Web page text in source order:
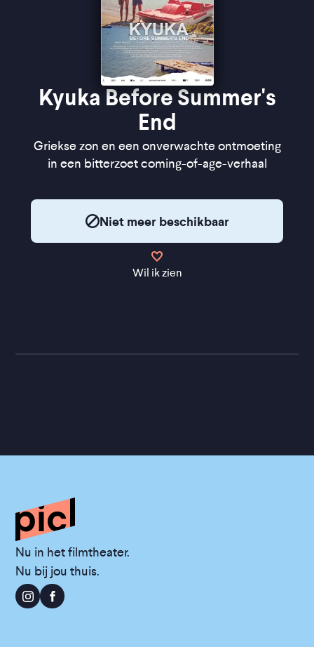
Kyuka Before Summer's
End
Griekse zon en een onverwachte ontmoeting
in een bitterzoet coming-of-age-verhaal
Niet meer beschikbaar
Wil ik zien
Nu in het filmtheater.
Nu bij jou thuis.